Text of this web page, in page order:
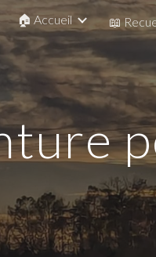
Skip to main content
🏠 Accueil 📖